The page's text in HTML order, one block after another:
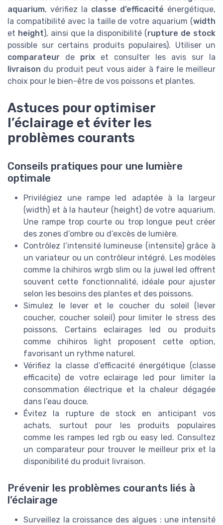
aquarium, vérifiez la classe d’efficacité énergétique,
la compatibilité avec la taille de votre aquarium (width
et height), ainsi que la disponibilité (rupture de stock
possible sur certains produits populaires). Utiliser un
comparateur de prix et consulter les avis sur la
livraison du produit peut vous aider à faire le meilleur
choix pour le bien-être de vos poissons et plantes.
Astuces pour optimiser
l’éclairage et éviter les
problèmes courants
Conseils pratiques pour une lumière
optimale
Privilégiez une rampe led adaptée à la largeur
(width) et à la hauteur (height) de votre aquarium.
Une rampe trop courte ou trop longue peut créer
des zones d’ombre ou d’excès de lumière.
Contrôlez l’intensité lumineuse (intensite) grâce à
un variateur ou un contrôleur intégré. Les modèles
comme la chihiros wrgb slim ou la juwel led offrent
souvent cette fonctionnalité, idéale pour ajuster
selon les besoins des plantes et des poissons.
Simulez le lever et le coucher du soleil (lever
coucher, coucher soleil) pour limiter le stress des
poissons. Certains eclairages led ou produits
comme chihiros light proposent cette option,
favorisant un rythme naturel.
Vérifiez la classe d’efficacité énergétique (classe
efficacite) de votre eclairage led pour limiter la
consommation électrique et la chaleur dégagée
dans l’eau douce.
Évitez la rupture de stock en anticipant vos
achats, surtout pour les produits populaires
comme les rampes led rgb ou easy led. Consultez
un comparateur pour trouver le meilleur prix et la
disponibilité du produit livraison.
Prévenir les problèmes courants liés à
l’éclairage
Surveillez la croissance des algues : une intensité